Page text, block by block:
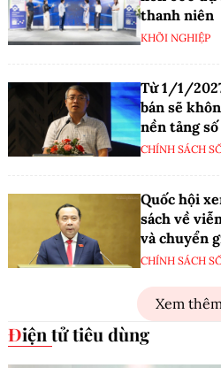
thanh niên
KHỞI NGHIỆP
Từ 1/1/
bán sẽ
nền tảng số
CHÍNH SÁCH
Quốc hội
sách về
và chuyển
CHÍNH SÁCH
Xem thêm
Điện tử tiêu dùng